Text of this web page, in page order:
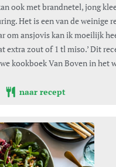
Het is een van de weinige
om ansjovis kan ik moeilijk
extra zout of 1 tl miso.’ Dit
kookboek Van Boven in het
naar recept